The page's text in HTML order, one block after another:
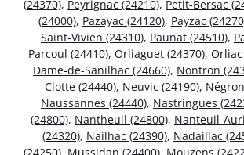
(24370), Peyrignac (24210), Petit-Bersac
(24000), Pazayac (24120), Payzac
Saint-Vivien (24310), Paunat (24510),
Parcoul (24410), Orliaguet (24370), Orliac
Dame-de-Sanilhac (24660), Nontron
Clotte (24440), Neuvic (24190),
Naussannes (24440), Nastringues
(24800), Nantheuil (24800), Nanteuil-
(24320), Nailhac (24390), Nadaillac